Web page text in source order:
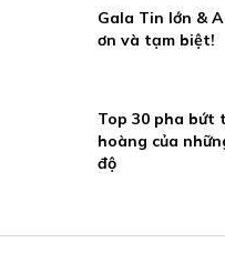
Gala Tin lớn &
ơn và tạm biệt!
Top 30 pha bứt
hoàng của
độ